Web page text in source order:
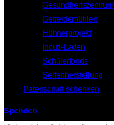
Gesundheitszentrum
Getreidemühlen
Hühnerprojekt
Incuti-Laden
Schülerfonds
Seifenherstellung
Patenschaft schenken
Spenden